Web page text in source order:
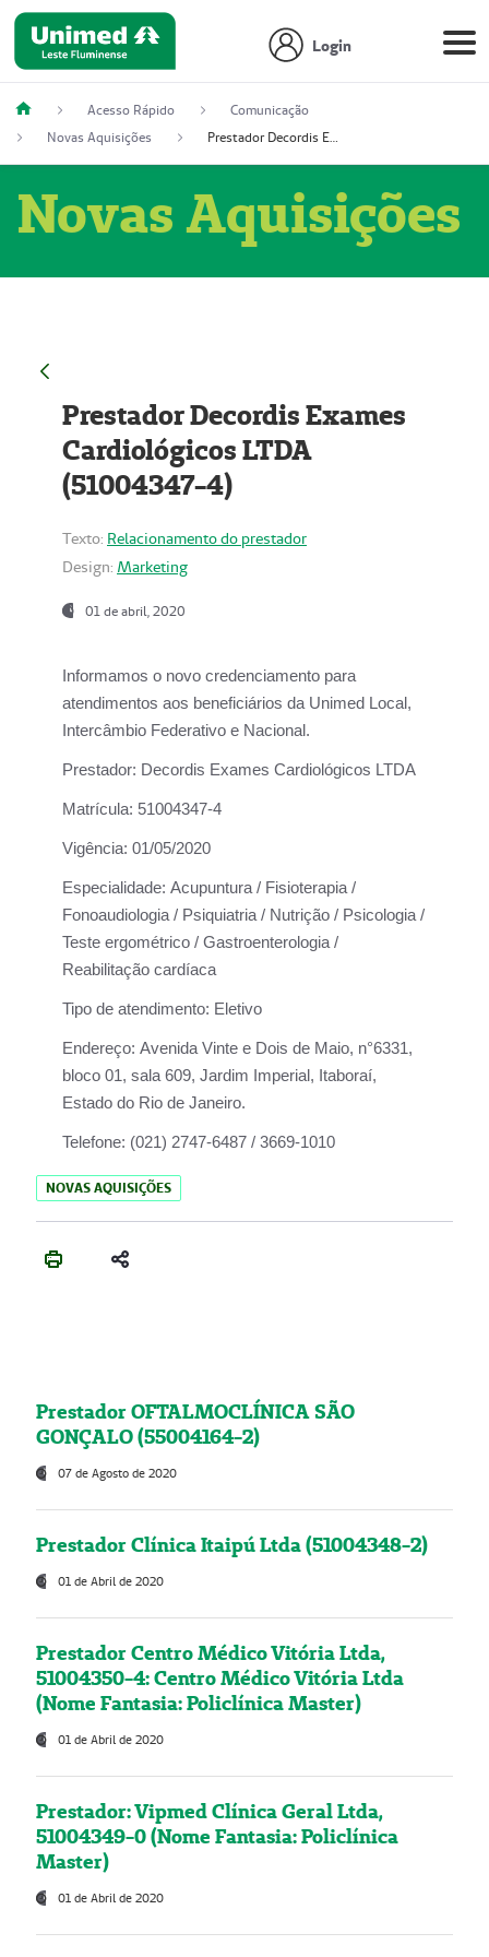
Login
Acesso Rápido
Comunicação
Novas Aquisições
Prestador Decordis Exames Cardiológicos LTDA (51004347-4)
Novas Aquisições
Prestador Decordis Exames
Cardiológicos LTDA
(51004347-4)
Texto: Relacionamento do prestador
Design: Marketing
01 de abril, 2020
Informamos o novo credenciamento para
atendimentos aos beneficiários da Unimed Local,
Intercâmbio Federativo e Nacional.
Prestador: Decordis Exames Cardiológicos LTDA
Matrícula: 51004347-4
Vigência: 01/05/2020
Especialidade: Acupuntura / Fisioterapia /
Fonoaudiologia / Psiquiatria / Nutrição / Psicologia /
Teste ergométrico / Gastroenterologia /
Reabilitação cardíaca
Tipo de atendimento: Eletivo
Endereço: Avenida Vinte e Dois de Maio, n°6331,
bloco 01, sala 609, Jardim Imperial, Itaboraí,
Estado do Rio de Janeiro.
Telefone: (021) 2747-6487 / 3669-1010
NOVAS AQUISIÇÕES
Prestador OFTALMOCLÍNICA SÃO
GONÇALO (55004164-2)
07 de Agosto de 2020
Prestador Clínica Itaipú Ltda (51004348-2)
01 de Abril de 2020
Prestador Centro Médico Vitória Ltda,
51004350-4: Centro Médico Vitória Ltda
(Nome Fantasia: Policlínica Master)
01 de Abril de 2020
Prestador: Vipmed Clínica Geral Ltda,
51004349-0 (Nome Fantasia: Policlínica
Master)
01 de Abril de 2020